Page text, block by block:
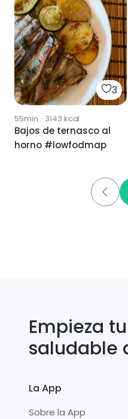
3
55min · 3143 kcal
Bajos de ternasco al
horno #lowfodmap
Empieza
saludable
La App
Sobre la App